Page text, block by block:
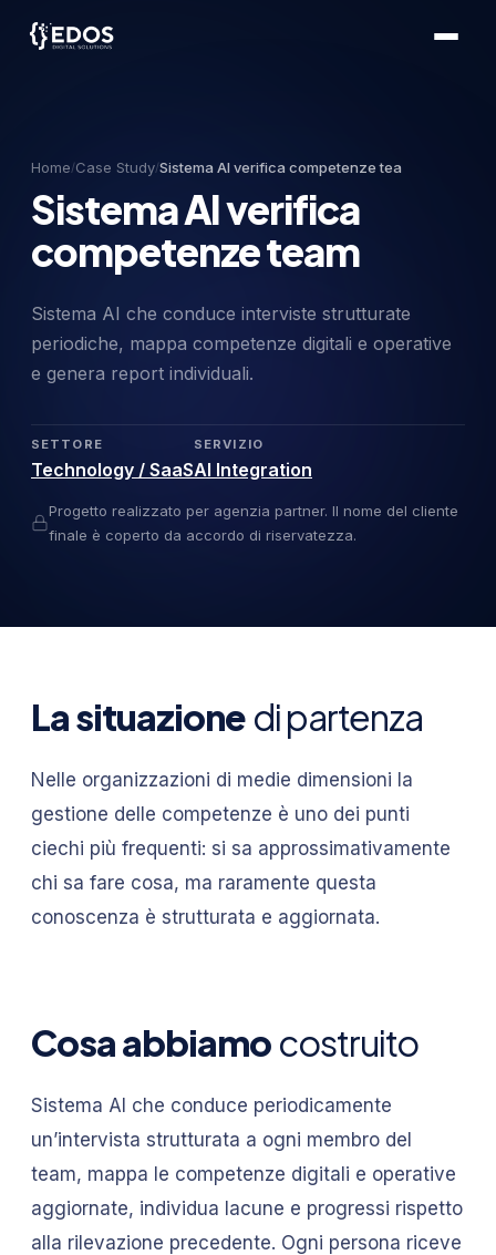
Home/Case Study/Sistema AI verifica competenze tea
Sistema AI verifica
competenze team
Sistema AI che conduce interviste strutturate
periodiche, mappa competenze digitali e operative
e genera report individuali.
SETTORE
Technology / SaaS
SERVIZIO
AI Integration
Progetto realizzato per agenzia partner. Il nome del cliente
finale è coperto da accordo di riservatezza.
La situazione di partenza
Nelle organizzazioni di medie dimensioni la
gestione delle competenze è uno dei punti
ciechi più frequenti: si sa approssimativamente
chi sa fare cosa, ma raramente questa
conoscenza è strutturata e aggiornata.
Cosa abbiamo costruito
Sistema AI che conduce periodicamente
un’intervista strutturata a ogni membro del
team, mappa le competenze digitali e operative
aggiornate, individua lacune e progressi rispetto
alla rilevazione precedente. Ogni persona riceve